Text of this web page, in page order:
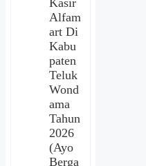
Kasir
Alfam
art Di
Kabu
paten
Teluk
Wond
ama
Tahun
2026
(Ayo
Berga